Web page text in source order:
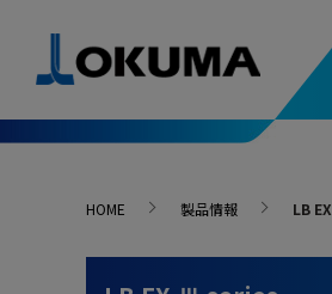
5軸制御マシニングセン
導入事例一覧
人・環境支援
ニュースリリース
お問い合わせ
HOME 製品情報 LB